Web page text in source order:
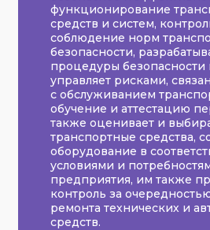
функционирование
средств и систем,
соблюдение норм
безопасности,
процедуры безопасности
управляет рисками,
с обслуживанием
обучение и аттестацию
также оценивает и
транспортные средства,
оборудование в
условиями и
предприятия, им также
контроль за
ремонта технических и
средств.